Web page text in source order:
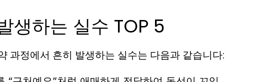
생하는 실수 TOP 5
과정에서 흔히 발생하는 실수는 다음과 같습니다: